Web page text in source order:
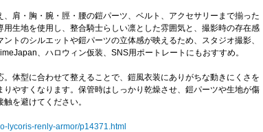
、肩・胸・腕・脛・腰の鎧パーツ、ベルト、アクセサリーまで揃った
用生地を使用し、整合騎士らしい凛とした雰囲気と、撮影時の存在感
トのシルエットや鎧パーツの立体感が映えるため、スタジオ撮影、
、ハロウィン仮装、SNS用ポートレートにもおすすめ。
。体型に合わせて整えることで、鎧風衣装にありがちな動きにくさを
りやすくなります。保管時はしっかり乾燥させ、鎧パーツや生地が傷
を避けてください。
lycoris-renly-armor/p14371.html